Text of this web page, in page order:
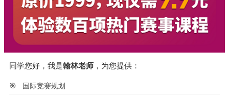
同学您好，我是翰林老师 ，为您提供：
🎯 国际竞赛规划